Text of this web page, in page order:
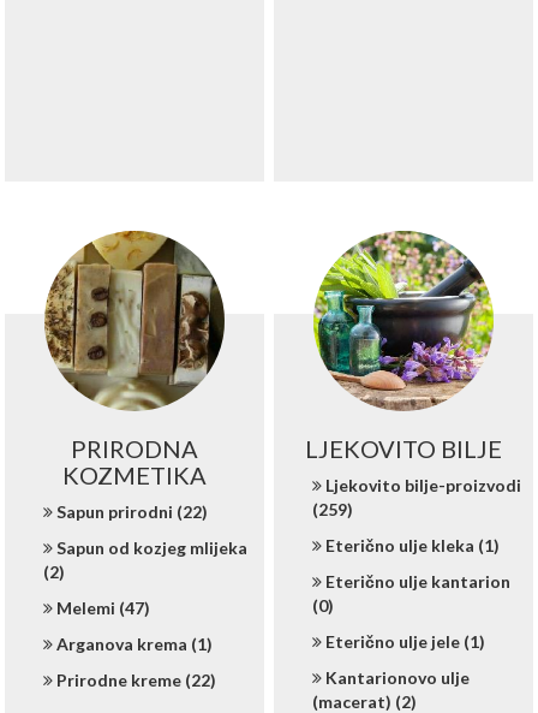
PRIRODNA
KOZMETIKA
Sapun prirodni (22)
Sapun od kozjeg mlijeka
(2)
Melemi (47)
Arganova krema (1)
Prirodne kreme (22)
LJEKOVITO BILJE
Ljekovito bilje-proizvodi
(259)
Eterično ulje kleka (1)
Eterično ulje kantarion
(0)
Eterično ulje jele (1)
Kantarionovo ulje
(macerat) (2)